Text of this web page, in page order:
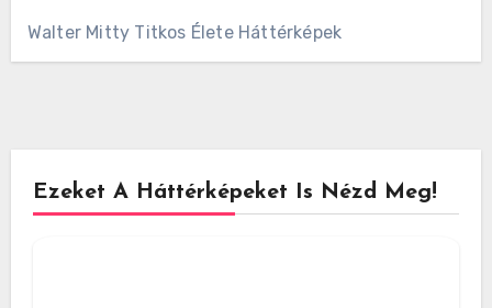
Walter Mitty Titkos Élete Háttérképek
Ezeket A Háttérképeket Is Nézd Meg!